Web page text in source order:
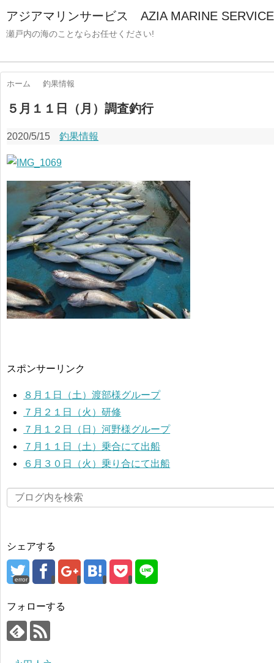
アジアマリンサービス AZIA MARINE SERVICE
瀬戸内の海のことならお任せください!
ホーム 釣果情報
５月１１日（月）調査釣行
2020/5/15 釣果情報
スポンサーリンク
８月１日（土）渡部様グループ
７月２１日（火）研修
７月１２日（日）河野様グループ
７月１１日（土）乗合にて出船
６月３０日（火）乗り合にて出船
シェアする
error
フォローする